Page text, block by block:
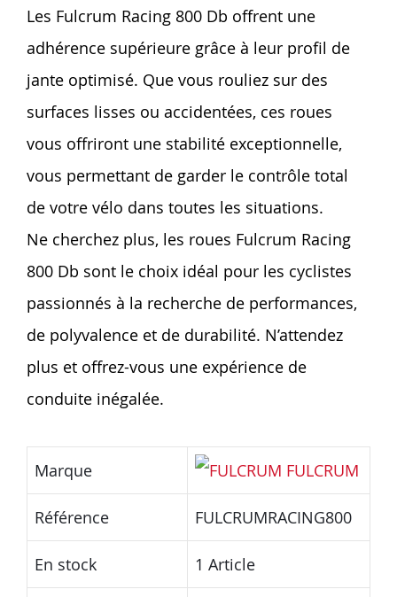
Les Fulcrum Racing 800 Db offrent une
adhérence supérieure grâce à leur profil de
jante optimisé. Que vous rouliez sur des
surfaces lisses ou accidentées, ces roues
vous offriront une stabilité exceptionnelle,
vous permettant de garder le contrôle total
de votre vélo dans toutes les situations.
Ne cherchez plus, les roues Fulcrum Racing
800 Db sont le choix idéal pour les cyclistes
passionnés à la recherche de performances,
de polyvalence et de durabilité. N’attendez
plus et offrez-vous une expérience de
conduite inégalée.
Marque FULCRUM
Référence FULCRUMRACING800
En stock 1 Article